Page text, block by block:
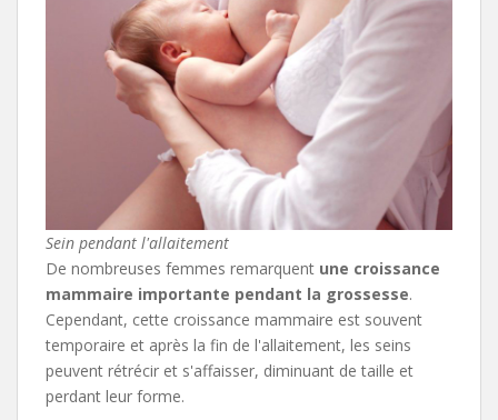
Sein pendant l'allaitement
De nombreuses femmes remarquent une croissance
mammaire importante pendant la grossesse.
Cependant, cette croissance mammaire est souvent
temporaire et après la fin de l'allaitement, les seins
peuvent rétrécir et s'affaisser, diminuant de taille et
perdant leur forme.